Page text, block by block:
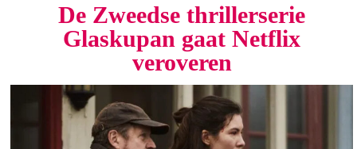
De Zweedse thrillerserie
Glaskupan gaat Netflix
veroveren